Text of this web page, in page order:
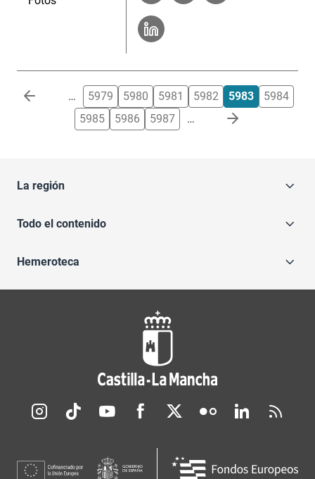
Paginación … 5979 5980 5981 5982 5983
5984
5985
5986 5987 …
La región
Todo el contenido
Hemeroteca
Redes sociales JCCM